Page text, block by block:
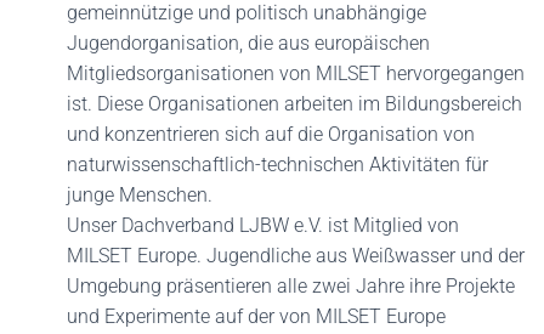
gemeinnützige und politisch unabhängige
Jugendorganisation, die aus europäischen
Mitgliedsorganisationen von MILSET hervorgegangen
ist. Diese Organisationen arbeiten im Bildungsbereich
und konzentrieren sich auf die Organisation von
naturwissenschaftlich-technischen Aktivitäten für
junge Menschen.
Unser Dachverband LJBW e.V. ist Mitglied von
MILSET Europe. Jugendliche aus Weißwasser und der
Umgebung präsentieren alle zwei Jahre ihre Projekte
und Experimente auf der von MILSET Europe